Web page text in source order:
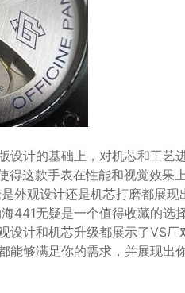
设计的基础上，对机芯和工艺
得这款手表在性能和视觉效果
外观设计还是机芯打磨都展现
441无疑是一个值得收藏的选
设计和机芯升级都展示了VS厂
能够满足你的需求，并展现出